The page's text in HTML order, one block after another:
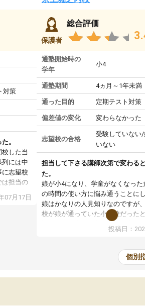
対策
。
した当
には中
志望校
は担当の
上や英
合型選抜
07月17日
保護者
総合評価
通塾開始時の
学年
小4
通塾期間 4ヵ月～1年未満
通った目的 定期テスト対策
偏差値の変化 変わらなかった
志望校の合格
受験していない
いない
担当して下さる講師次第で変わる
た。
娘が小4になり、学童がなくなった
の時間の使い方に悩み通うことにし
娘はかなりの人見知りなのですが
校が娘が通っていた小学校だった
話の合った講師の方の元で、楽し
め、娘も通うのが楽しくなくなっ
局やめてしまったという経緯があ
はないかと感じています。
投稿日：
個別